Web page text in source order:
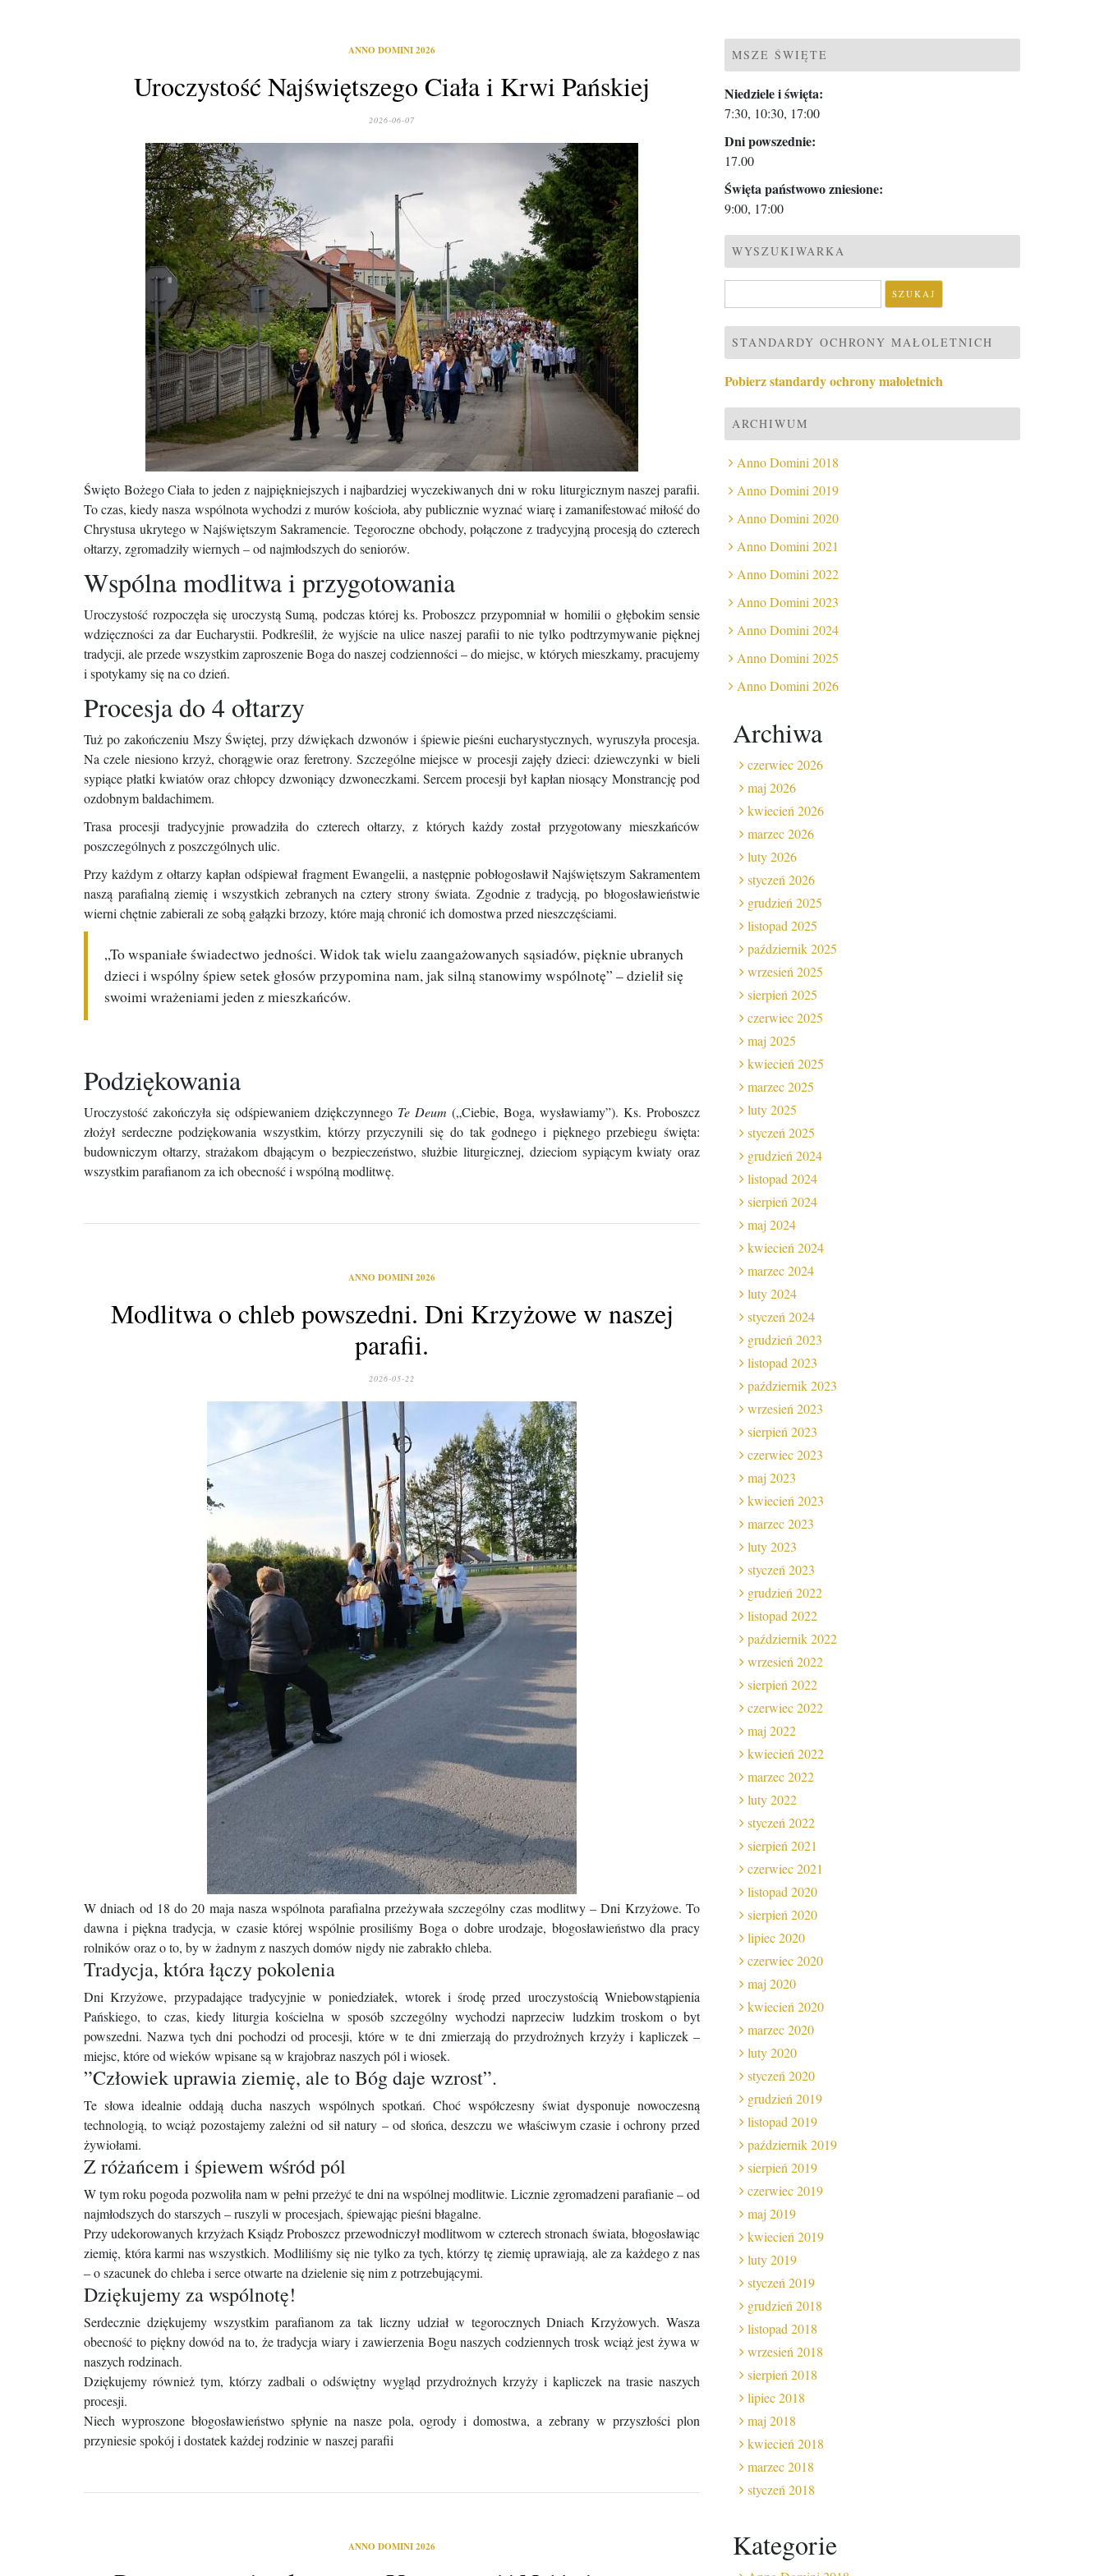
ANNO DOMINI 2026
Uroczystość Najświętszego Ciała i Krwi Pańskiej
2026-06-07
Święto Bożego Ciała to jeden z najpiękniejszych i najbardziej wyczekiwanych dni w roku liturgicznym naszej parafii.
To czas, kiedy nasza wspólnota wychodzi z murów kościoła, aby publicznie wyznać wiarę i zamanifestować miłość do
Chrystusa ukrytego w Najświętszym Sakramencie. Tegoroczne obchody, połączone z tradycyjną procesją do czterech
ołtarzy, zgromadziły wiernych – od najmłodszych do seniorów.
​Wspólna modlitwa i przygotowania
​Uroczystość rozpoczęła się uroczystą Sumą, podczas której ks. Proboszcz przypomniał w homilii o głębokim sensie
wdzięczności za dar Eucharystii. Podkreślił, że wyjście na ulice naszej parafii to nie tylko podtrzymywanie pięknej
tradycji, ale przede wszystkim zaproszenie Boga do naszej codzienności – do miejsc, w których mieszkamy, pracujemy
i spotykamy się na co dzień.
​Procesja do 4 ołtarzy
​Tuż po zakończeniu Mszy Świętej, przy dźwiękach dzwonów i śpiewie pieśni eucharystycznych, wyruszyła procesja.
Na czele niesiono krzyż, chorągwie oraz feretrony. Szczególne miejsce w procesji zajęły dzieci: dziewczynki w bieli
sypiące płatki kwiatów oraz chłopcy dzwoniący dzwoneczkami. Sercem procesji był kapłan niosący Monstrancję pod
ozdobnym baldachimem.
​Trasa procesji tradycyjnie prowadziła do czterech ołtarzy, z których każdy został przygotowany mieszkańców
poszczególnych z poszczgólnych ulic.
​Przy każdym z ołtarzy kapłan odśpiewał fragment Ewangelii, a następnie pobłogosławił Najświętszym Sakramentem
naszą parafialną ziemię i wszystkich zebranych na cztery strony świata. Zgodnie z tradycją, po błogosławieństwie
wierni chętnie zabierali ze sobą gałązki brzozy, które mają chronić ich domostwa przed nieszczęściami.
​„To wspaniałe świadectwo jedności. Widok tak wielu zaangażowanych sąsiadów, pięknie ubranych
dzieci i wspólny śpiew setek głosów przypomina nam, jak silną stanowimy wspólnotę” – dzielił się
swoimi wrażeniami jeden z mieszkańców.
​Podziękowania
​Uroczystość zakończyła się odśpiewaniem dziękczynnego Te Deum („Ciebie, Boga, wysławiamy”). Ks. Proboszcz
złożył serdeczne podziękowania wszystkim, którzy przyczynili się do tak godnego i pięknego przebiegu święta:
budowniczym ołtarzy, strażakom dbającym o bezpieczeństwo, służbie liturgicznej, dzieciom sypiącym kwiaty oraz
wszystkim parafianom za ich obecność i wspólną modlitwę.
ANNO DOMINI 2026
Modlitwa o chleb powszedni. Dni Krzyżowe w naszej
parafii.
2026-05-22
​W dniach od 18 do 20 maja nasza wspólnota parafialna przeżywała szczególny czas modlitwy – Dni Krzyżowe. To
dawna i piękna tradycja, w czasie której wspólnie prosiliśmy Boga o dobre urodzaje, błogosławieństwo dla pracy
rolników oraz o to, by w żadnym z naszych domów nigdy nie zabrakło chleba.
​Tradycja, która łączy pokolenia
​Dni Krzyżowe, przypadające tradycyjnie w poniedziałek, wtorek i środę przed uroczystością Wniebowstąpienia
Pańskiego, to czas, kiedy liturgia kościelna w sposób szczególny wychodzi naprzeciw ludzkim troskom o byt
powszedni. Nazwa tych dni pochodzi od procesji, które w te dni zmierzają do przydrożnych krzyży i kapliczek –
miejsc, które od wieków wpisane są w krajobraz naszych pól i wiosek.
​”Człowiek uprawia ziemię, ale to Bóg daje wzrost”.
Te słowa idealnie oddają ducha naszych wspólnych spotkań. Choć współczesny świat dysponuje nowoczesną
technologią, to wciąż pozostajemy zależni od sił natury – od słońca, deszczu we właściwym czasie i ochrony przed
żywiołami.
​Z różańcem i śpiewem wśród pól
​W tym roku pogoda pozwoliła nam w pełni przeżyć te dni na wspólnej modlitwie. Licznie zgromadzeni parafianie – od
najmłodszych do starszych – ruszyli w procesjach, śpiewając pieśni błagalne.
​Przy udekorowanych krzyżach Ksiądz Proboszcz przewodniczył modlitwom w czterech stronach świata, błogosławiąc
ziemię, która karmi nas wszystkich. Modliliśmy się nie tylko za tych, którzy tę ziemię uprawiają, ale za każdego z nas
– o szacunek do chleba i serce otwarte na dzielenie się nim z potrzebującymi.
​Dziękujemy za wspólnotę!
​Serdecznie dziękujemy wszystkim parafianom za tak liczny udział w tegorocznych Dniach Krzyżowych. Wasza
obecność to piękny dowód na to, że tradycja wiary i zawierzenia Bogu naszych codziennych trosk wciąż jest żywa w
naszych rodzinach.
​Dziękujemy również tym, którzy zadbali o odświętny wygląd przydrożnych krzyży i kapliczek na trasie naszych
procesji.
​Niech wyproszone błogosławieństwo spłynie na nasze pola, ogrody i domostwa, a zebrany w przyszłości plon
przyniesie spokój i dostatek każdej rodzinie w naszej parafii
ANNO DOMINI 2026
MSZE ŚWIĘTE
Niedziele i święta:
7:30, 10:30, 17:00
Dni powszednie:
17.00
Święta państwowo zniesione:
9:00, 17:00
WYSZUKIWARKA
STANDARDY OCHRONY MAŁOLETNICH
Pobierz standardy ochrony małoletnich
ARCHIWUM
Anno Domini 2018
Anno Domini 2019
Anno Domini 2020
Anno Domini 2021
Anno Domini 2022
Anno Domini 2023
Anno Domini 2024
Anno Domini 2025
Anno Domini 2026
Archiwa
czerwiec 2026
maj 2026
kwiecień 2026
marzec 2026
luty 2026
styczeń 2026
grudzień 2025
listopad 2025
październik 2025
wrzesień 2025
sierpień 2025
czerwiec 2025
maj 2025
kwiecień 2025
marzec 2025
luty 2025
styczeń 2025
grudzień 2024
listopad 2024
sierpień 2024
maj 2024
kwiecień 2024
marzec 2024
luty 2024
styczeń 2024
grudzień 2023
listopad 2023
październik 2023
wrzesień 2023
sierpień 2023
czerwiec 2023
maj 2023
kwiecień 2023
marzec 2023
luty 2023
styczeń 2023
grudzień 2022
listopad 2022
październik 2022
wrzesień 2022
sierpień 2022
czerwiec 2022
maj 2022
kwiecień 2022
marzec 2022
luty 2022
styczeń 2022
sierpień 2021
czerwiec 2021
listopad 2020
sierpień 2020
lipiec 2020
czerwiec 2020
maj 2020
kwiecień 2020
marzec 2020
luty 2020
styczeń 2020
grudzień 2019
listopad 2019
październik 2019
sierpień 2019
czerwiec 2019
maj 2019
kwiecień 2019
luty 2019
styczeń 2019
grudzień 2018
listopad 2018
wrzesień 2018
sierpień 2018
lipiec 2018
maj 2018
kwiecień 2018
marzec 2018
styczeń 2018
Kategorie